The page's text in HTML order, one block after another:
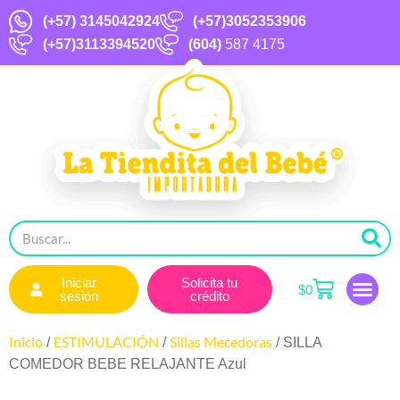
(+57) 3145042924
(+57)3052353906
(+57)3113394520
(604) 587 4175
Iniciar
sesión
Solicita tu
crédito
$0
Inicio / ESTIMULACIÓN /Sillas Mecedoras / SILLA
COMEDOR BEBE RELAJANTE Azul